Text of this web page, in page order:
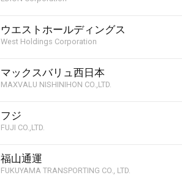
ウエストホールディングス
West Holdings Corporation
マックスバリュ西日本
MAXVALU NISHINIHON CO.,LTD.
フジ
FUJI CO.,LTD.
福山通運
FUKUYAMA TRANSPORTING CO., LTD.